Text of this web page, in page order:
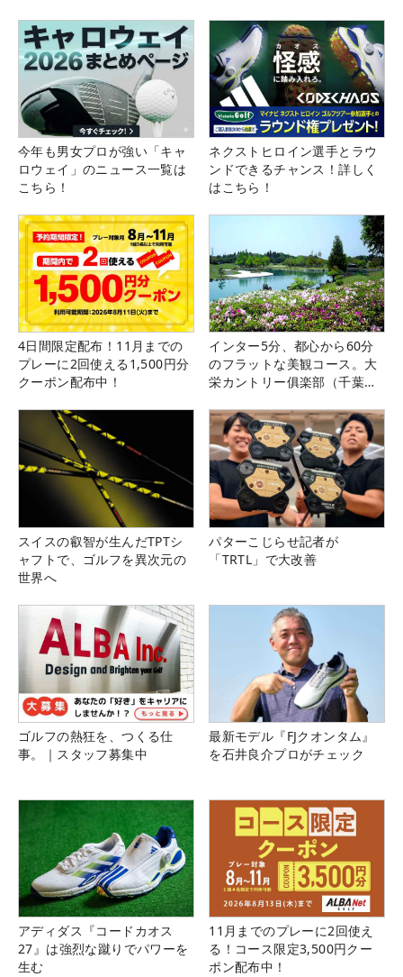
今年も男女プロが強い「キャ
ロウェイ」のニュース一覧は
こちら！
ネクストヒロイン選手とラウ
ンドできるチャンス！詳しく
はこちら！
4日間限定配布！11月までの
プレーに2回使える1,500円分
クーポン配布中！
インター5分、都心から60分
のフラットな美観コース。大
栄カントリー俱楽部（千葉
スイスの叡智が生んだTPTシ
ャフトで、ゴルフを異次元の
世界へ
パターこじらせ記者が
「TRTL」で大改善
ゴルフの熱狂を、つくる仕
事。｜スタッフ募集中
最新モデル『FJクオンタム』
を石井良介プロがチェック
アディダス『コードカオス
27』は強烈な蹴りでパワーを
生む
11月までのプレーに2回使え
る！コース限定3,500円クー
ポン配布中！